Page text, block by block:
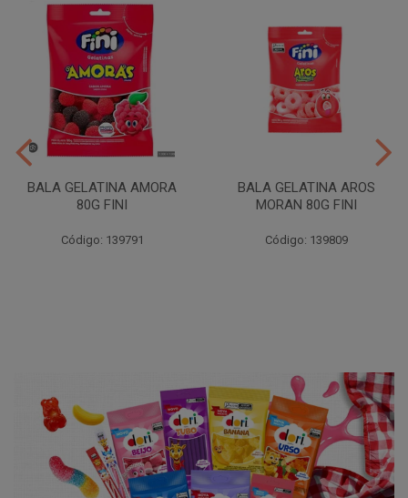
BALA GELATINA AMORA
80G FINI
Código: 139791
BALA GELATINA AROS
MORAN 80G FINI
Código: 139809